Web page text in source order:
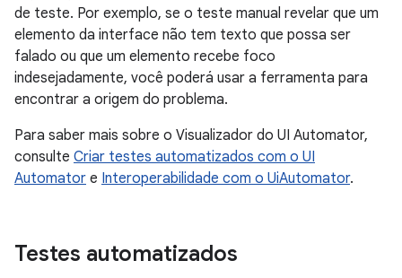
de teste. Por exemplo, se o teste manual revelar que um
elemento da interface não tem texto que possa ser
falado ou que um elemento recebe foco
indesejadamente, você poderá usar a ferramenta para
encontrar a origem do problema.
Para saber mais sobre o Visualizador do UI Automator,
consulte Criar testes automatizados com o UI
Automator e Interoperabilidade com o UiAutomator.
Testes automatizados